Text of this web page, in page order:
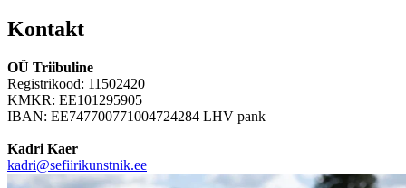
Kontakt
OÜ Triibuline
Registrikood: 11502420
KMKR: EE101295905
IBAN: EE747700771004724284 LHV pank
Kadri Kaer
kadri@sefiirikunstnik.ee